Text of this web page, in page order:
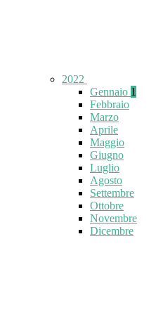
2022
Gennaio 1
Febbraio
Marzo
Aprile
Maggio
Giugno
Luglio
Agosto
Settembre
Ottobre
Novembre
Dicembre